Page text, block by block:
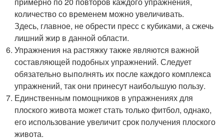
количество со временем можно увеличивать.
Здесь, главное, не обрести пресс с кубиками, а сжечь
лишний жир в данной области.
Упражнения на растяжку также являются важной
составляющей подобных упражнений. Следует
обязательно выполнять их после каждого комплекса
упражнений, так они принесут наибольшую пользу.
Единственным помощников в упражнениях для
плоского живота может стать только фитбол, однако,
его использование увеличит срок получения плоского
живота.